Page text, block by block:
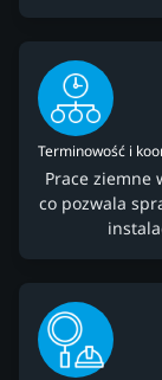
Terminowość i
Prace ziemne
co pozwala